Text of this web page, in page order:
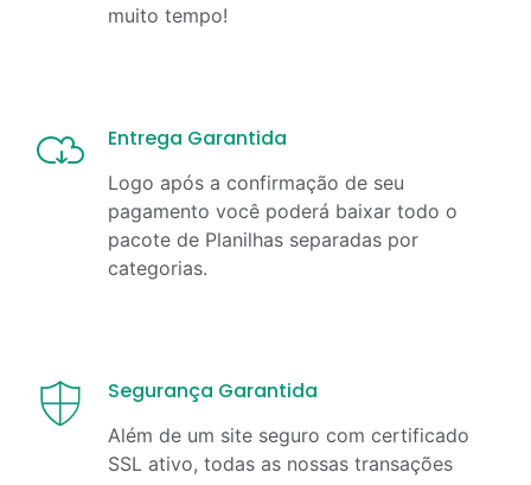
muito tempo!
Entrega Garantida
Logo após a confirmação de seu
pagamento você poderá baixar todo o
pacote de Planilhas separadas por
categorias.
Segurança Garantida
Além de um site seguro com certificado
SSL ativo, todas as nossas transações